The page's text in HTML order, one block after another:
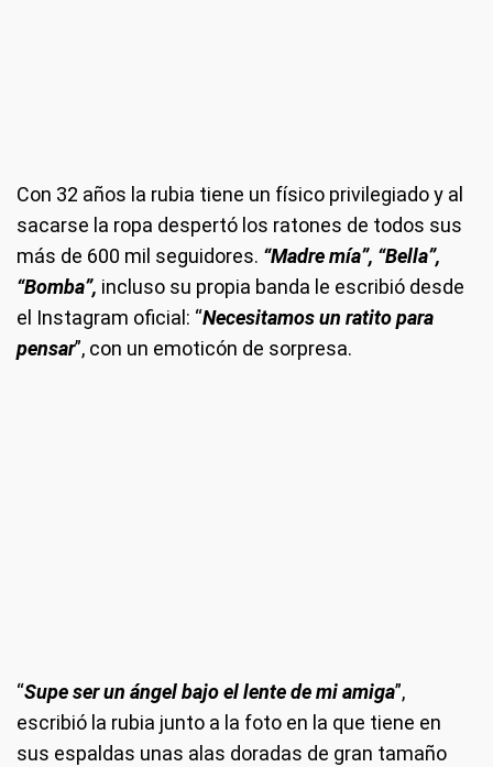
Con 32 años la rubia tiene un físico privilegiado y al
sacarse la ropa despertó los ratones de todos sus
más de 600 mil seguidores. “Madre mía”, “Bella”,
“Bomba”, incluso su propia banda le escribió desde
el Instagram oficial: “Necesitamos un ratito para
pensar”, con un emoticón de sorpresa.
“Supe ser un ángel bajo el lente de mi amiga”,
escribió la rubia junto a la foto en la que tiene en
sus espaldas unas alas doradas de gran tamaño